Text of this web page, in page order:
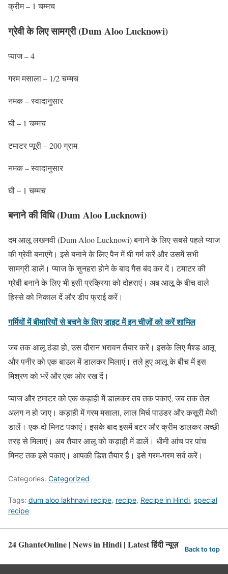
क्रीम – 1 चम्मच
ग्रेवी के लिए सामग्री (Dum Aloo Lucknowi)
प्याज – 4
गरम मसाला – 1/2 चम्मच
नमक – स्वादानुसार
घी – 1 चम्मच
टमाटर प्यूरी – 200 ग्राम
नमक – स्वादानुसार
घी – 1 चम्मच
बनाने की विधि (Dum Aloo Lucknowi)
दम आलू लखनवी (Dum Aloo Lucknowi) बनाने के लिए सबसे पहले प्याज
की ग्रेवी बनाएंगे। इसे बनाने के लिए पैन में घी गर्म करें और उसमें सभी
सामग्री डालें। प्याज के सुनहरा होने के बाद गैस बंद कर दें। टमाटर की
ग्रेवी बनाने के लिए भी इसी प्रक्रिया को दोहराएं। अब आलू के बीच वाले
हिस्से को निकाल दें और डीप फ्राई करें।
गर्मियों में बीमारियों से बचने के लिए डाइट में इन चीज़ों को करें शामिल
जब तक आलू ठंडा हो, उस दौरान भरावन तैयार करें। इसके लिए मैश्ड आलू
और पनीर को एक बाउल में डालकर मिलाएं। तले हुए आलू के बीच में इस
मिश्रण को भरें और एक ओर रख दें।
प्याज और टमाटर को एक कड़ाही में डालकर तब तक पकाएं, जब तक तेल
अलग न हो जाए। कड़ाही में गरम मसाला, लाल मिर्च पाउडर और कसूरी मेथी
डालें। एक-दो मिनट पकाएं। इसके बाद इसमें बटर और क्रीम डालकर अच्छी
तरह से मिलाएं। अब तैयार आलू को कड़ाही में डालें। धीमी आंच पर पांच
मिनट तक इसे पकाएं। आपकी डिश तैयार है। इसे गरम-गरम सर्व करें।
Categories: Categorized
Tags: dum aloo lakhnavi recipe, recipe, Recipe in Hindi, special
recipe
24 GhanteOnline | News in Hindi | Latest हिंदी न्यूज़ Back to top